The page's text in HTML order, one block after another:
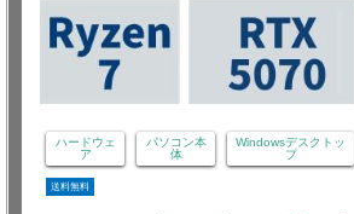
ハードウェ
ア
パソコン本
体
Windowsデスクトッ
プ
送料無料